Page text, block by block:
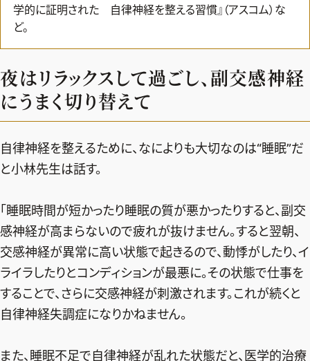
2026年9月号
最新号試し読み
定期購読
デジタル版
購入
学的に証明された 自律神経を整える習慣』（アスコム）な
ど。
夜はリラックスして過ごし、副交感神経
にうまく切り替えて
自律神経を整えるために、なによりも大切なのは“睡眠”だ
と小林先生は話す。
「睡眠時間が短かったり睡眠の質が悪かったりすると、副交
感神経が高まらないので疲れが抜けません。すると翌朝、
交感神経が異常に高い状態で起きるので、動悸がしたり、イ
ライラしたりとコンディションが最悪に。その状態で仕事を
することで、さらに交感神経が刺激されます。これが続くと
自律神経失調症になりかねません。
また、睡眠不足で自律神経が乱れた状態だと、医学的治療